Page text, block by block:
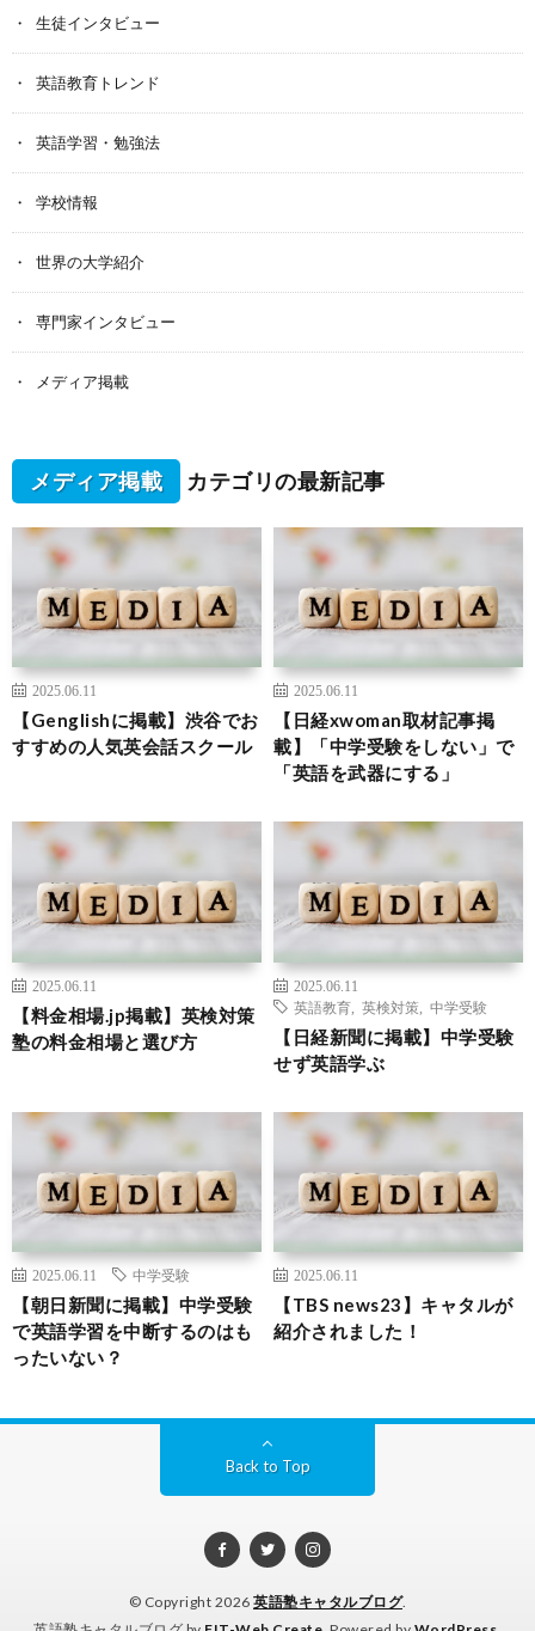
生徒インタビュー
英語教育トレンド
英語学習・勉強法
学校情報
世界の大学紹介
専門家インタビュー
メディア掲載
メディア掲載 カテゴリの最新記事
2025.06.11
【Genglishに掲載】渋谷でお
すすめの人気英会話スクール
2025.06.11
【日経xwoman取材記事掲
載】「中学受験をしない」で
「英語を武器にする」
2025.06.11
【料金相場.jp掲載】英検対策
塾の料金相場と選び方
2025.06.11
英語教育
英検対策 中学受験
【日経新聞に掲載】中学受験
せず英語学ぶ
2025.06.11 中学受験
【朝日新聞に掲載】中学受験
で英語学習を中断するのはも
ったいない？
2025.06.11
【TBS news23】キャタルが
紹介されました！
Back to Top
© Copyright 2026 英語塾キャタルブログ.